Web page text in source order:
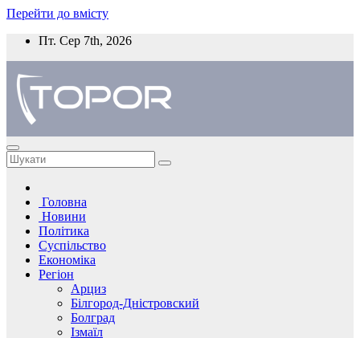
Перейти до вмісту
Пт. Сер 7th, 2026
Головна
Новини
Політика
Суспільство
Економіка
Регіон
Арциз
Білгород-Дністровский
Болград
Ізмаїл